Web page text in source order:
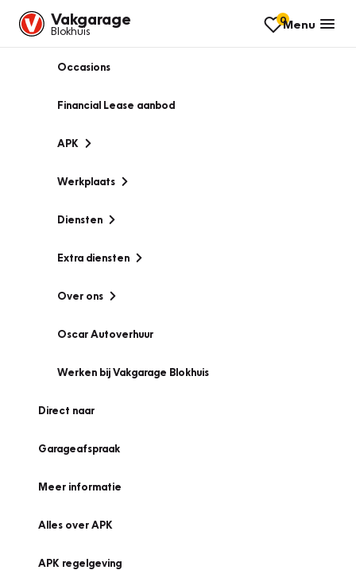
Vakgarage
Blokhuis
0Menu
Occasions
Financial Lease aanbod
APK
Werkplaats
Diensten
Extra diensten
Over ons
Oscar Autoverhuur
Werken bij Vakgarage Blokhuis
Direct naar
Garageafspraak
Meer informatie
Alles over APK
APK regelgeving